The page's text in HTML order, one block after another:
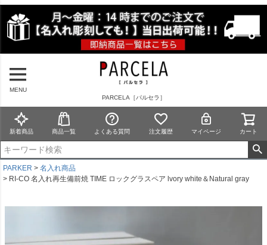
MENU
PARCELA［パルセラ］
新着商品 商品一覧 よくある質問 注文履歴 マイページ カート
PARKER
名入れ商品
RI-CO 名入れ再生備前焼 TIME ロックグラスペア lvory white＆Natural gray